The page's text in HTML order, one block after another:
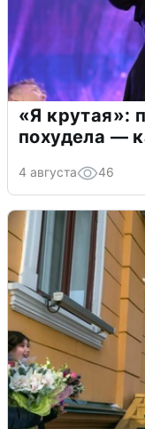
«Я крутая»:
похудела —
4 августа 46